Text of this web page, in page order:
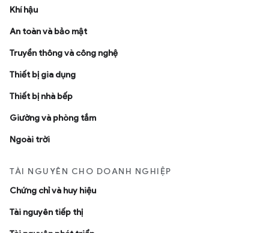
Khí hậu
An toàn và bảo mật
Truyền thông và công nghệ
Thiết bị gia dụng
Thiết bị nhà bếp
Giường và phòng tắm
Ngoài trời
TÀI NGUYÊN CHO DOANH NGHIỆP
Chứng chỉ và huy hiệu
Tài nguyên tiếp thị